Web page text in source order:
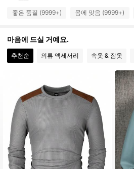
4.91
4.91 607K 팔로워
607K 팔로워
4.91 607K 팔로워
좋은 품질 (9999+) 몸에 맞음 (9999+)
마음에 드실 거예요.
추천순 의류 액세서리 속옷 & 잠옷